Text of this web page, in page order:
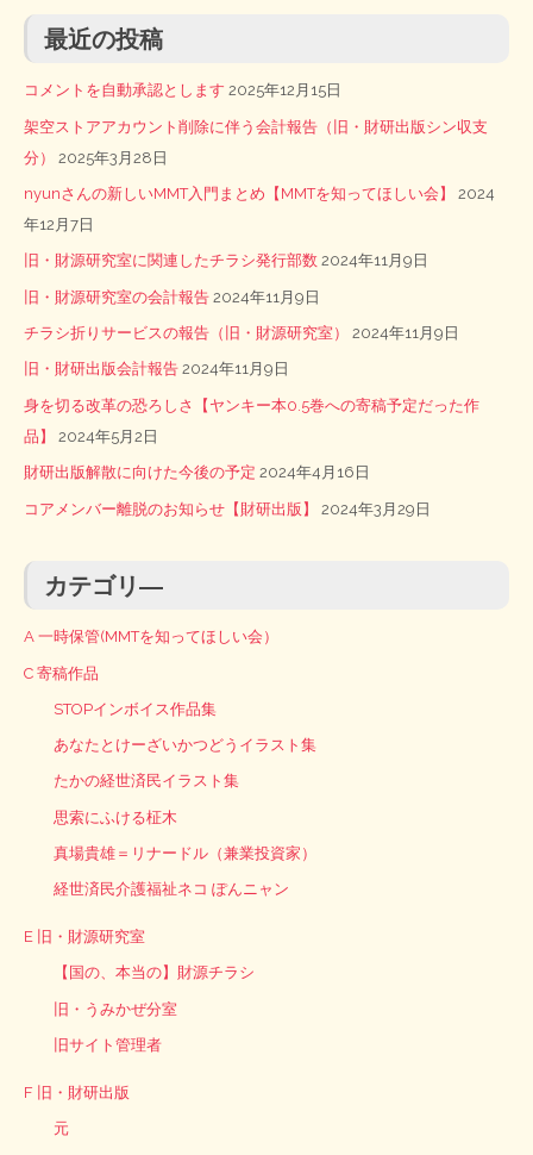
最近の投稿
コメントを自動承認とします 2025年12月15日
架空ストアアカウント削除に伴う会計報告（旧・財研出版シン収支
分）
2025年3月28日
nyunさんの新しいMMT入門まとめ【MMTを知ってほしい会】
2024
年12月7日
旧・財源研究室に関連したチラシ発行部数 2024年11月9日
旧・財源研究室の会計報告 2024年11月9日
チラシ折りサービスの報告（旧・財源研究室） 2024年11月9日
旧・財研出版会計報告 2024年11月9日
身を切る改革の恐ろしさ【ヤンキー本0.5巻への寄稿予定だった作
品】
2024年5月2日
財研出版解散に向けた今後の予定 2024年4月16日
コアメンバー離脱のお知らせ【財研出版】 2024年3月29日
カテゴリ―
A 一時保管(MMTを知ってほしい会）
C 寄稿作品
STOPインボイス作品集
あなたとけーざいかつどうイラスト集
たかの経世済民イラスト集
思索にふける柾木
真場貴雄＝リナードル（兼業投資家）
経世済民介護福祉ネコ ぽんニャン
E 旧・財源研究室
【国の、本当の】財源チラシ
旧・うみかぜ分室
旧サイト管理者
F 旧・財研出版
元